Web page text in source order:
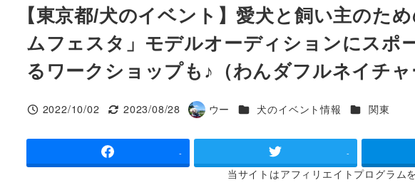
【東京都/犬のイベント】愛犬と飼い主のた
ムフェスタ」モデルオーディションにスポ
るワークショップも♪（わんダフルネイチ
投稿日
2022/10/02
更新日
2023/08/28
著
ウー カテゴリー
犬のイベント情報 カテゴリー
関東
- -
当サイトはアフィリエイトプログラム